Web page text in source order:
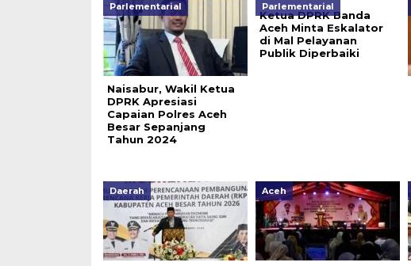
Parlementarial
Naisabur, Wakil Ketua
DPRK Apresiasi
Capaian Polres Aceh
Besar Sepanjang
Tahun 2024
Parlementarial
Ketua DPRK Banda
Aceh Minta Eskalator
di Mal Pelayanan
Publik Diperbaiki
Daerah Aceh